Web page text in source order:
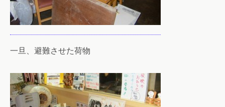
一旦、避難させた荷物